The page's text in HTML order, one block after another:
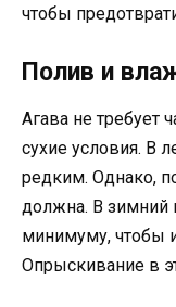
чтобы
Полив и
Агава не требует
сухие условия. В
редким. Однако,
должна. В зимний
минимуму, чтобы
Опрыскивание в